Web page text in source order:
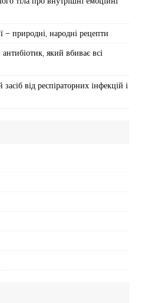
– природні, народні рецепти
який вбиває всі
від респіраторних інфекцій і